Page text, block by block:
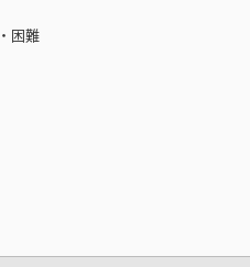
困難